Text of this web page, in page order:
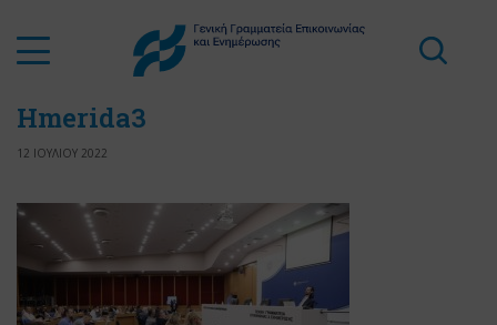
Hmerida3
12 ΙΟΥΛΙΟΥ 2022